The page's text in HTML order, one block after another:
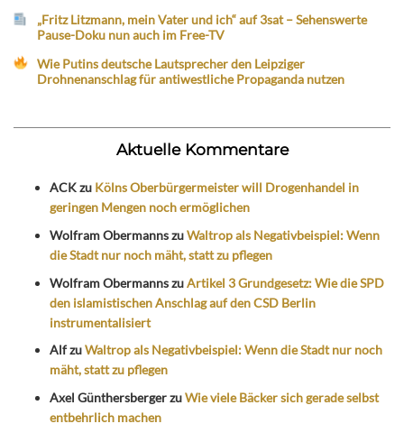
„Fritz Litzmann, mein Vater und ich“ auf 3sat – Sehenswerte
Pause-Doku nun auch im Free-TV
Wie Putins deutsche Lautsprecher den Leipziger
Drohnenanschlag für antiwestliche Propaganda nutzen
Aktuelle Kommentare
ACKzu Kölns Oberbürgermeister will Drogenhandel in
geringen Mengen noch ermöglichen
Wolfram ObermannszuWaltrop als Negativbeispiel: Wenn
die Stadt nur noch mäht, statt zu pflegen
Wolfram ObermannszuArtikel 3 Grundgesetz: Wie die SPD
den islamistischen Anschlag auf den CSD Berlin
instrumentalisiert
AlfzuWaltrop als Negativbeispiel: Wenn die Stadt nur noch
mäht, statt zu pflegen
Axel GünthersbergerzuWie viele Bäcker sich gerade selbst
entbehrlich machen